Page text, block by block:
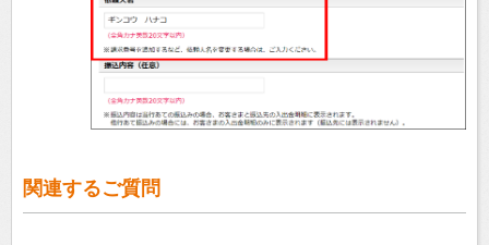
関連するご質問